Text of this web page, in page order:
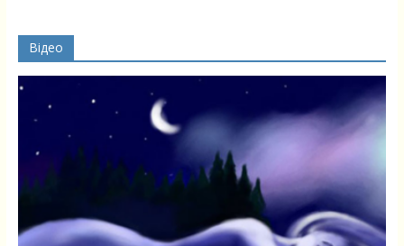
Відео